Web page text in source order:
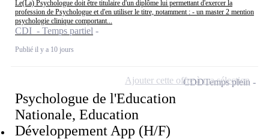
Le(La) Psychologue doit être titulaire d'un diplôme lui permettant d'exercer la
profession de Psychologue et d'en utiliser le titre, notamment : - un master 2 mention
psychologie clinique comportant...
CDI - Temps partiel
Publié il y a 10 jours
Psychologue de l'Education
Nationale, Education
Développement App (H/F)
CDDTemps plein
Ajouter cette offre à ma sélection